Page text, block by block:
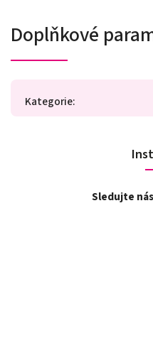
Doplňkové
Kategorie:
Sledujte